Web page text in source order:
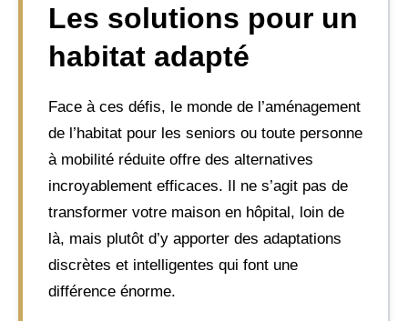
Les solutions pour un
habitat adapté
Face à ces défis, le monde de l’aménagement
de l’habitat pour les seniors ou toute personne
à mobilité réduite offre des alternatives
incroyablement efficaces. Il ne s’agit pas de
transformer votre maison en hôpital, loin de
là, mais plutôt d’y apporter des adaptations
discrètes et intelligentes qui font une
différence énorme.